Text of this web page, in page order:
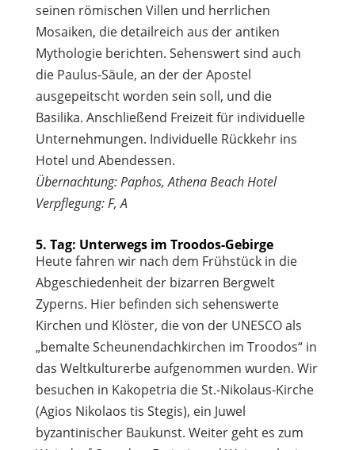
seinen römischen Villen und herrlichen
Mosaiken, die detailreich aus der antiken
Mythologie berichten. Sehenswert sind auch
die Paulus-Säule, an der der Apostel
ausgepeitscht worden sein soll, und die
Basilika. Anschließend Freizeit für individuelle
Unternehmungen. Individuelle Rückkehr ins
Hotel und Abendessen.
Übernachtung: Paphos, Athena Beach Hotel
Verpflegung: F, A
5. Tag: Unterwegs im Troodos-Gebirge
Heute fahren wir nach dem Frühstück in die
Abgeschiedenheit der bizarren Bergwelt
Zyperns. Hier befinden sich sehenswerte
Kirchen und Klöster, die von der UNESCO als
„bemalte Scheunendachkirchen im Troodos“ in
das Weltkulturerbe aufgenommen wurden. Wir
besuchen in Kakopetria die St.-Nikolaus-Kirche
(Agios Nikolaos tis Stegis), ein Juwel
byzantinischer Baukunst. Weiter geht es zum